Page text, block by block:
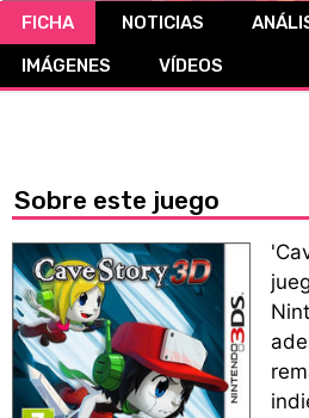
FICHA NOTICIAS
IMÁGENES
VÍDEOS
Sobre este juego